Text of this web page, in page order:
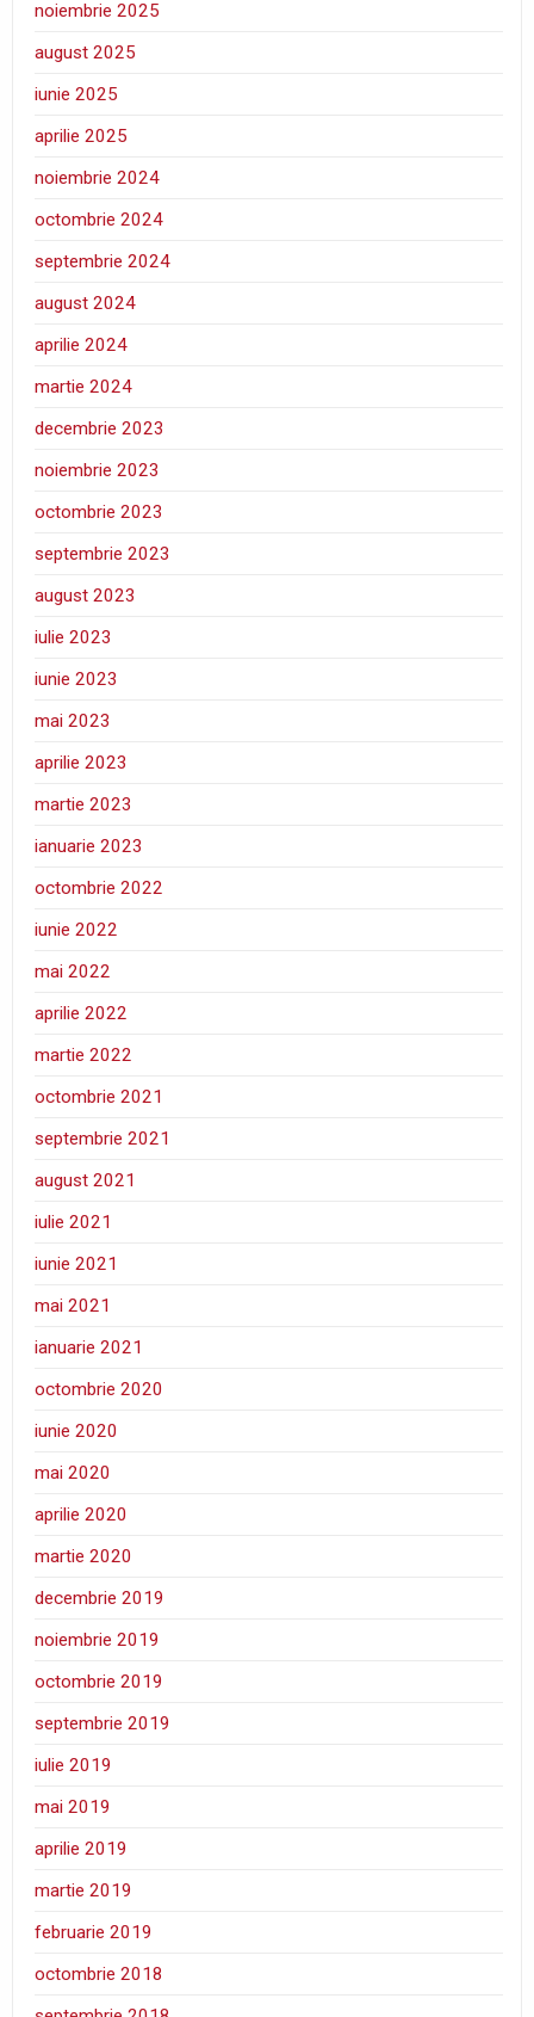
noiembrie 2025
august 2025
iunie 2025
aprilie 2025
noiembrie 2024
octombrie 2024
septembrie 2024
august 2024
aprilie 2024
martie 2024
decembrie 2023
noiembrie 2023
octombrie 2023
septembrie 2023
august 2023
iulie 2023
iunie 2023
mai 2023
aprilie 2023
martie 2023
ianuarie 2023
octombrie 2022
iunie 2022
mai 2022
aprilie 2022
martie 2022
octombrie 2021
septembrie 2021
august 2021
iulie 2021
iunie 2021
mai 2021
ianuarie 2021
octombrie 2020
iunie 2020
mai 2020
aprilie 2020
martie 2020
decembrie 2019
noiembrie 2019
octombrie 2019
septembrie 2019
iulie 2019
mai 2019
aprilie 2019
martie 2019
februarie 2019
octombrie 2018